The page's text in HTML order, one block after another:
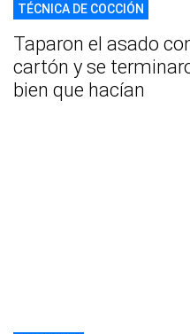
TÉCNICA DE COCCIÓN
Taparon el asado
cartón y se
bien que hacían